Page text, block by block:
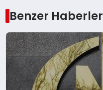
Benzer Haberler